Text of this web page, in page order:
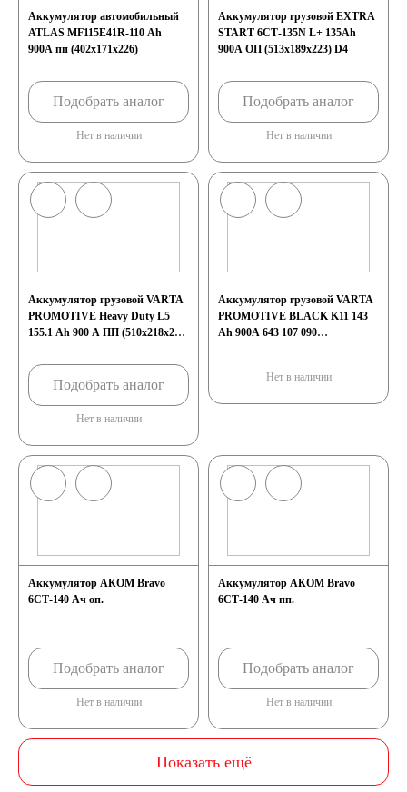
Аккумулятор автомобильный
ATLAS MF115E41R-110 Ah
900A пп (402х171х226)
Подобрать аналог
Нет в наличии
Аккумулятор грузовой EXTRA
START 6СТ-135N L+ 135Ah
900A ОП (513x189x223) D4
Подобрать аналог
Нет в наличии
Аккумулятор грузовой VARTA
PROMOTIVE Heavy Duty L5
155.1 Ah 900 A ПП (510x218x230)
Подобрать аналог
Нет в наличии
Аккумулятор грузовой VARTA
PROMOTIVE BLACK K11 143
Ah 900А 643 107 090
Нет в наличии
Аккумулятор АКОМ Bravo
6СТ-140 Ач оп.
Подобрать аналог
Нет в наличии
Аккумулятор АКОМ Bravo
6СТ-140 Ач пп.
Подобрать аналог
Нет в наличии
Показать ещё